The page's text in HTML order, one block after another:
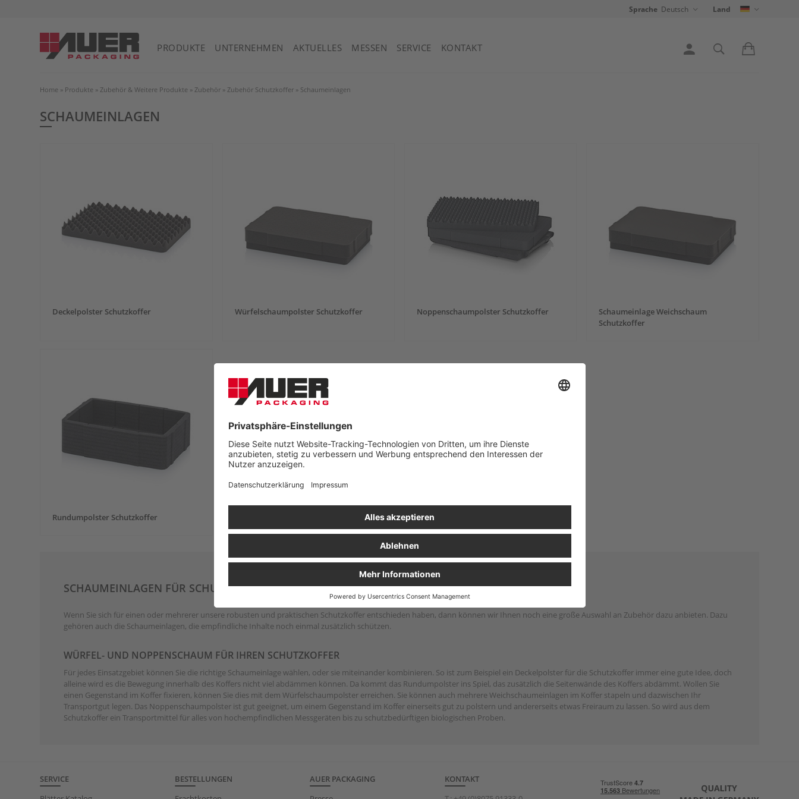
Sprache Deutsch Land
PRODUKTE UNTERNEHMEN AKTUELLES MESSEN SERVICE KONTAKT
Home » Produkte » Zubehör & Weitere Produkte » Zubehör » Zubehör Schutzkoffer » Schaumeinlagen
SCHAUMEINLAGEN
Deckelpolster Schutzkoffer Würfelschaumpolster Schutzkoffer Noppenschaumpolster Schutzkoffer
Schaumeinlage Weichschaum
Schutzkoffer
Rundumpolster Schutzkoffer
SCHAUMEINLAGEN FÜR SCHUTZKOFFER
Wenn Sie sich für einen oder mehrerer unsere robusten und praktischen Schutzkoffer entschieden haben, dann können wir Ihnen noch eine große Auswahl an Zubehör dazu anbieten. Dazu
gehören auch die Schaumeinlagen, die empfindliche Inhalte noch einmal zusätzlich schützen.
WÜRFEL- UND NOPPENSCHAUM FÜR IHREN SCHUTZKOFFER
Für jedes Einsatzgebiet können Sie die richtige Schaumeinlage wählen, oder sie miteinander kombinieren. So ist zum Beispiel ein Deckelpolster für die Schutzkoffer immer eine gute Idee, doch
alleine wird es die Bewegung innerhalb des Koffers nicht viel abdämmen können. Da kommt das Rundumpolster ins Spiel, das zusätzlich die Seitenwände des Koffers abdämmt. Wollen Sie
einen Gegenstand im Koffer fixieren, können Sie dies mit dem Würfelschaumpolster erreichen. Sie können auch mehrere Weichschaumeinlagen im Koffer stapeln und dazwischen Ihr
Transportgut legen. Das Noppenschaumpolster ist gut geeignet, um einem Gegenstand im Koffer einerseits gut zu polstern und andererseits etwas Freiraum zu lassen. So wird aus dem
Schutzkoffer ein Transportmittel für alles von hochempfindlichen Messgeräten bis zu schutzbedürftigen biologischen Proben.
SERVICE
BESTELLUNGEN
AUER PACKAGING
KONTAKT